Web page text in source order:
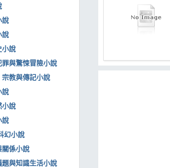
說
說
小說
與驚悚冒險小說
宗教與傳記小說
說
小說
說
幻小說
關係小說
與知識生活小說